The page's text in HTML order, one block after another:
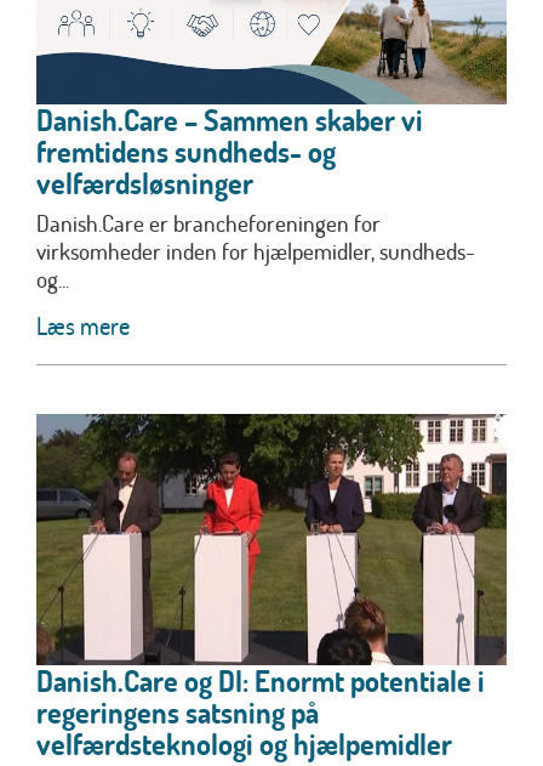
Danish.Care – Sammen skaber vi
fremtidens sundheds- og
velfærdsløsninger
Danish.Care er brancheforeningen for
virksomheder inden for hjælpemidler, sundheds-
og...
Læs mere
Danish.Care og DI: Enormt potentiale i
regeringens satsning på
velfærdsteknologi og hjælpemidler